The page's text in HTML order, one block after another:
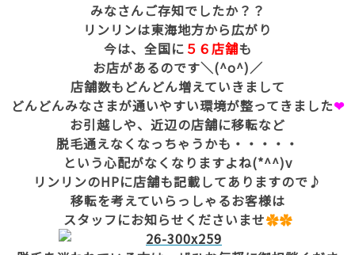
みなさんご存知でしたか？？
リンリンは東海地方から広がり
今は、全国に ５６店舗も
お店があるのです＼(^o^)／
店舗数もどんどん増えていきまして
どんどんみなさまが通いやすい環境が整ってきました❤
お引越しや、近辺の店舗に移転など
脱毛通えなくなっちゃうかも・・・・・
という心配がなくなりますよね(*^^)v
リンリンのHPに店舗も記載してありますので♪
移転を考えていらっしゃるお客様は
スタッフにお知らせくださいませ✿✿